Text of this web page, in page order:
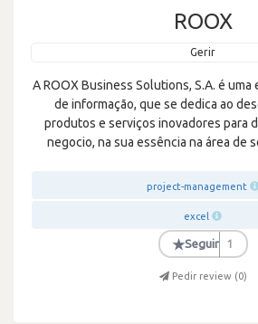
ROOX
Gerir
A ROOX Business Solutions, S.A. é
de informação, que se dedica ao
produtos e serviços inovadores para
negocio, na sua essência na área de
project-management
excel
★Seguir 1
Pedir review (0)